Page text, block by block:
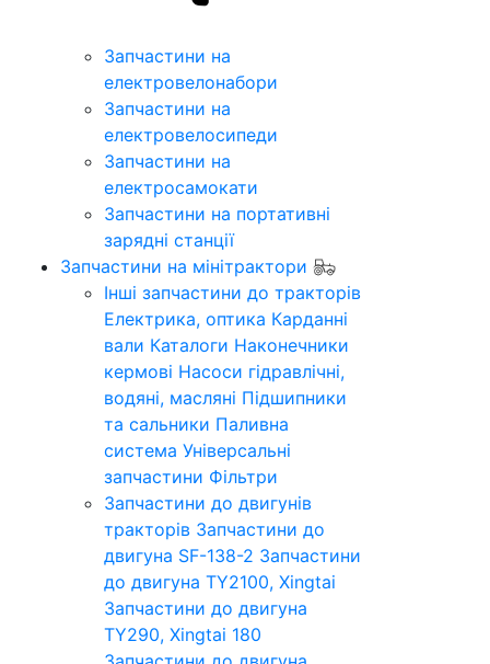
Запчастини на
електровелонабори
Запчастини на
електровелосипеди
Запчастини на
електросамокати
Запчастини на портативні
зарядні станції
Запчастини на мінітрактори
Інші запчастини до тракторів
Електрика, оптика Карданні
вали Каталоги Наконечники
кермові Насоси гідравлічні,
водяні, масляні Підшипники
та сальники Паливна
система Універсальні
запчастини Фільтри
Запчастини до двигунів
тракторів Запчастини до
двигуна SF-138-2 Запчастини
до двигуна TY2100, Xingtai
Запчастини до двигуна
TY290, Xingtai 180